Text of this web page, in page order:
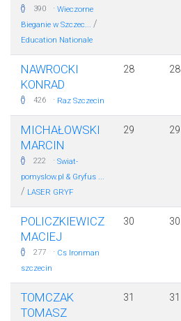
390 · Wieczorne
Bieganie w Szczec... /
Education Nationale
NAWROCKI
KONRAD
426 · Raz Szczecin
28 28
MICHAŁOWSKI
MARCIN
222 · Swiat-
pomyslow.pl & Gryfus ...
/ LASER GRYF
29 29
POLICZKIEWICZ
MACIEJ
277 · Cs Ironman
szczecin
30 30
TOMCZAK
TOMASZ
31 31